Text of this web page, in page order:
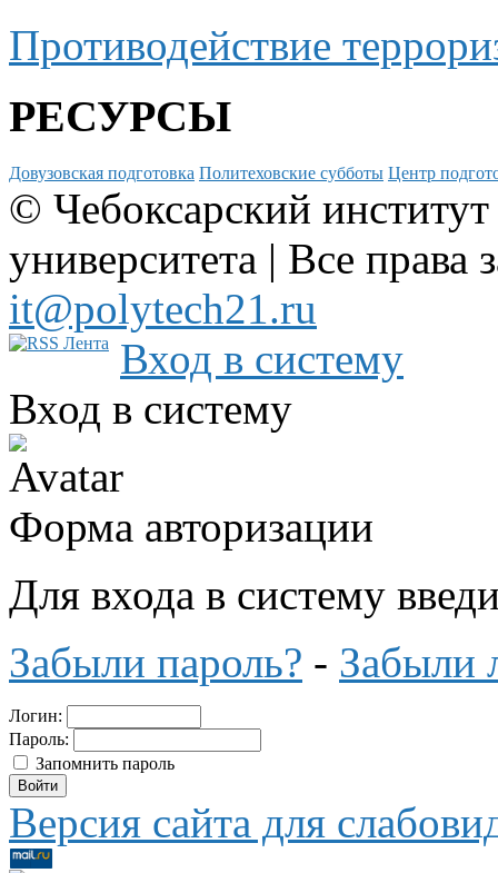
Противодействие
РЕСУРСЫ
Довузовская подготовка Политеховские субботы Центр
© Чебоксарский
университета | Все
it@polytech21.ru
Вход в систему
Вход в систему
Форма авторизации
Для входа в систему
Забыли пароль? - Забыли
Логин:
Пароль:
Запомнить пароль
Версия сайта для